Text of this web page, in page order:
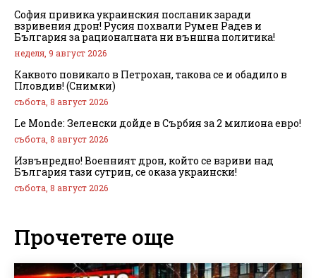
София привика украинския посланик заради
взривения дрон! Русия похвали Румен Радев и
България за рационалната ни външна политика!
неделя, 9 август 2026
Каквото повикало в Петрохан, такова се и обадило в
Пловдив! (Снимки)
събота, 8 август 2026
Le Monde: Зеленски дойде в Сърбия за 2 милиона евро!
събота, 8 август 2026
Извънредно! Военният дрон, който се взриви над
България тази сутрин, се оказа украински!
събота, 8 август 2026
Прочетете още